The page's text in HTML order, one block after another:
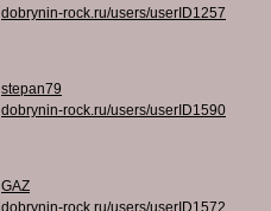
dobrynin-rock.ru/users/userID1257
stepan79
dobrynin-rock.ru/users/userID1590
GAZ
dobrynin-rock.ru/users/userID1572